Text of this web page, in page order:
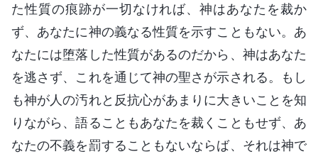
た性質の痕跡が一切なければ、神はあなたを裁か
ず、あなたに神の義なる性質を示すこともない。あ
なたには堕落した性質があるのだから、神はあなた
を逃さず、これを通じて神の聖さが示される。もし
も神が人の汚れと反抗心があまりに大きいことを知
りながら、語ることもあなたを裁くこともせず、あ
なたの不義を罰することもないならば、それは神で